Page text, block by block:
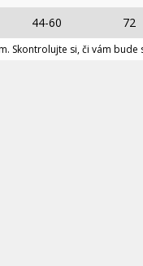
44-60 72
Skontrolujte si, či vám